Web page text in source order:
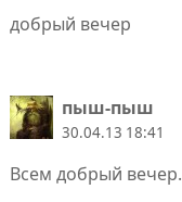
добрый вечер
пыш-пыш
30.04.13 18:41
Всем добрый вечер.